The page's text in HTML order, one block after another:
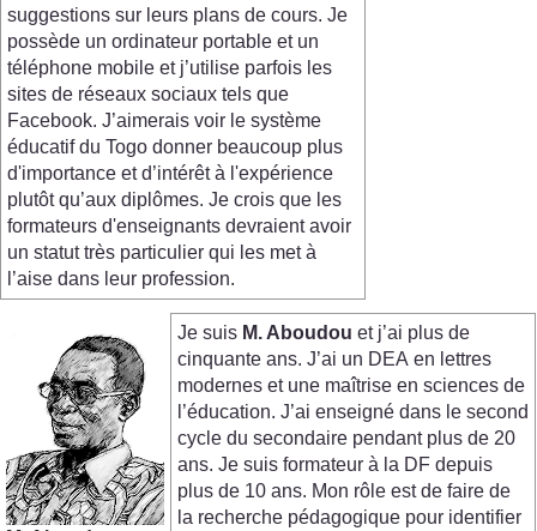
suggestions sur leurs plans de cours. Je
possède un ordinateur portable et un
téléphone mobile et j’utilise parfois les
sites de réseaux sociaux tels que
Facebook. J’aimerais voir le système
éducatif du Togo donner beaucoup plus
d'importance et d’intérêt à l'expérience
plutôt qu’aux diplômes. Je crois que les
formateurs d'enseignants devraient avoir
un statut très particulier qui les met à
l’aise dans leur profession.
Je suis M. Aboudou et j’ai plus de
cinquante ans. J’ai un DEA en lettres
modernes et une maîtrise en sciences de
l’éducation. J’ai enseigné dans le second
cycle du secondaire pendant plus de 20
ans. Je suis formateur à la DF depuis
plus de 10 ans. Mon rôle est de faire de
la recherche pédagogique pour identifier